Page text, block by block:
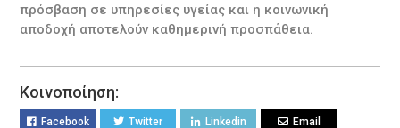
πρόσβαση σε υπηρεσίες υγείας και η κοινωνική
αποδοχή αποτελούν καθημερινή προσπάθεια.
Κοινοποίηση:
Facebook Twitter Linkedin Email